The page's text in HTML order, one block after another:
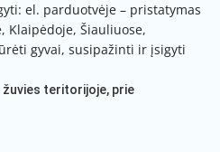
el. parduotvėje – pristatymas
Klaipėdoje, Šiauliuose,
gyvai, susipažinti ir įsigyti
žuvies teritorijoje, prie